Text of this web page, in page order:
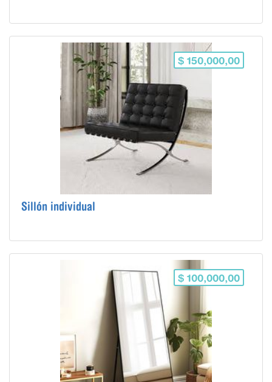
$ 150,000,00
Sillón individual
$ 100,000,00